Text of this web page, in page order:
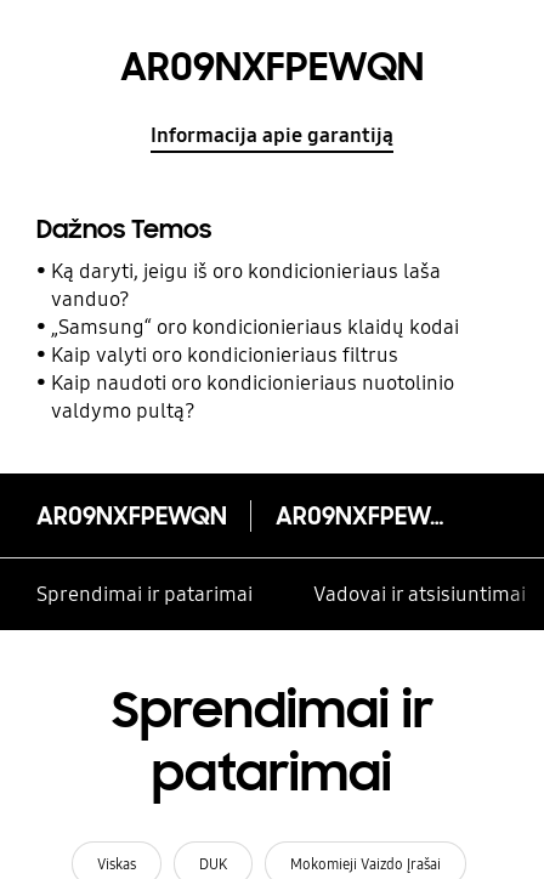
AR09NXFPEWQN
Informacija apie garantiją
Dažnos Temos
Ką daryti, jeigu iš oro kondicionieriaus laša
vanduo?
„Samsung“ oro kondicionieriaus klaidų kodai
Kaip valyti oro kondicionieriaus filtrus
Kaip naudoti oro kondicionieriaus nuotolinio
valdymo pultą?
AR09NXFPEWQN AR09NXFPEWQN
Sprendimai ir patarimai Vadovai ir atsisiuntimai
Sprendimai ir
patarimai
Viskas DUK Mokomieji Vaizdo Įrašai